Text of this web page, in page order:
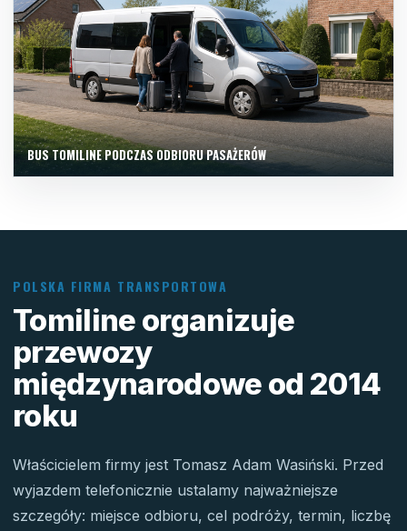
BUS TOMILINE PODCZAS ODBIORU PASAŻERÓW
POLSKA FIRMA TRANSPORTOWA
Tomiline organizuje
przewozy
międzynarodowe od 2014
roku
Właścicielem firmy jest Tomasz Adam Wasiński. Przed
wyjazdem telefonicznie ustalamy najważniejsze
szczegóły: miejsce odbioru, cel podróży, termin, liczbę